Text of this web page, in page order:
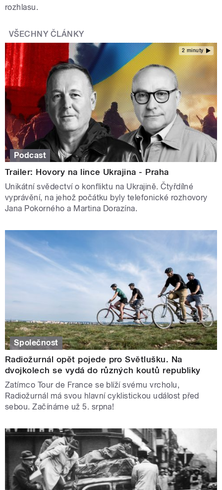
rozhlasu.
VŠECHNY ČLÁNKY
2 minuty
Podcast
Trailer: Hovory na lince Ukrajina - Praha
Unikátní svědectví o konfliktu na Ukrajině. Čtyřdílné
vyprávění, na jehož počátku byly telefonické rozhovory
Jana Pokorného a Martina Dorazína.
Společnost
Radiožurnál opět pojede pro Světlušku. Na
dvojkolech se vydá do různých koutů republiky
Zatímco Tour de France se blíží svému vrcholu,
Radiožurnál má svou hlavní cyklistickou událost před
sebou. Začínáme už 5. srpna!